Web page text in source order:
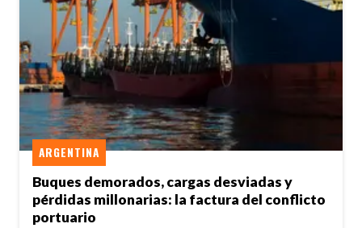
Buques demorados, cargas desviadas y
pérdidas millonarias: la factura del conflicto
portuario
ARGENTINA